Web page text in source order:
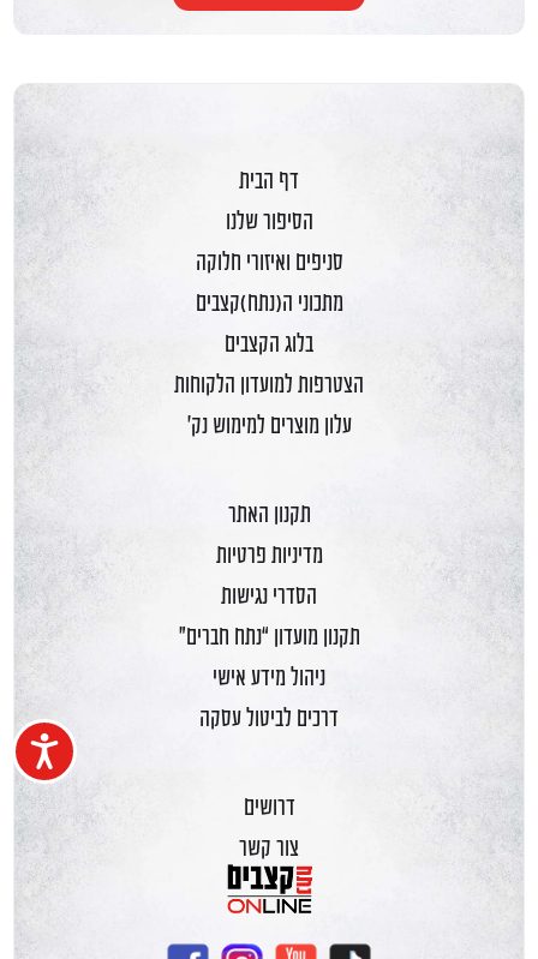
דף הבית
הסיפור שלנו
סניפים ואיזורי חלוקה
מתכוני ה(נתח)קצבים
בלוג הקצבים
הצטרפות למועדון הלקוחות
עלון מוצרים למימוש נק'
תקנון האתר
מדיניות פרטיות
הסדרי נגישות
תקנון מועדון “נתח חברים”
ניהול מידע אישי
דרכים לביטול עסקה
דרושים
צור קשר